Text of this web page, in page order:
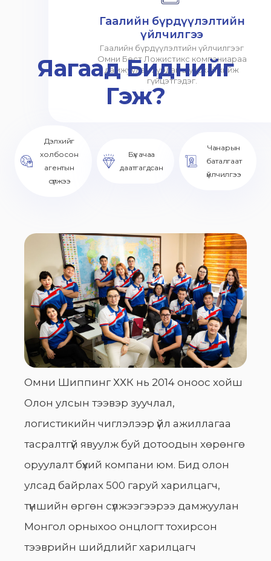
Гаалийн бүрдүүлэлтийн
үйлчилгээ
Гаалийн бүрдүүлэлтийн үйлчилгээг
Омни Бест Ложистикс компаниараа
дамжуулан хурдан шуурхай хийж
гүйцэтгэдэг.
Яагаад Биднийг
Гэж?
Дэлхийг
холбосон
агентын
сүлжээ
Бүх ачаа
даатгагдсан
Чанарын
баталгаат
үйлчилгээ
Омни Шиппинг ХХК нь 2014 оноос хойш
Олон улсын тээвэр зуучлал,
логистикийн чиглэлээр үйл ажиллагаа
тасралтгүй явуулж буй дотоодын хөрөнгө
оруулалт бүхий компани юм. Бид олон
улсад байрлах 500 гаруй харилцагч,
түншийн өргөн сүлжээгээрээ дамжуулан
Монгол орныхоо онцлогт тохирсон
тээврийн шийдлийг харилцагч